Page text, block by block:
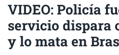
VIDEO: Policía
servicio dispara
y lo mata en